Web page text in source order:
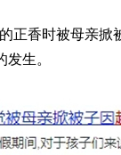
正香时被母亲
生。